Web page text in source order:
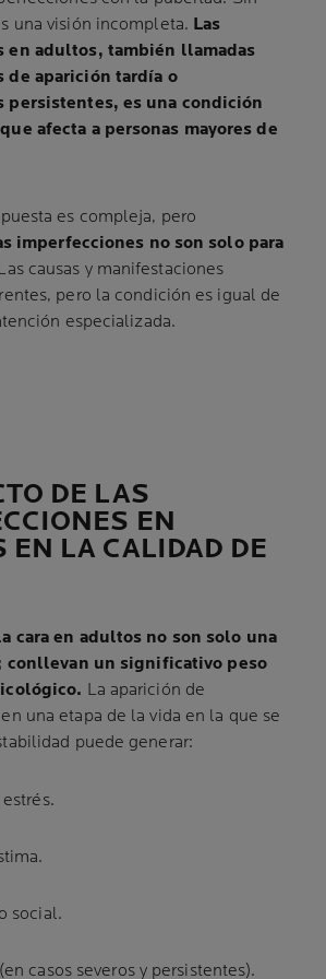
una visión incompleta. Las
en adultos, también llamadas
de aparición tardía o
persistentes, es una condición
afecta a personas mayores de
es compleja, pero
imperfecciones no son solo para
causas y manifestaciones
pero la condición es igual de
especializada.
DE LAS
EN
EN LA CALIDAD DE
cara en adultos no son solo una
conllevan un significativo peso
La aparición de
una etapa de la vida en la que se
puede generar:
social.
casos severos y persistentes).